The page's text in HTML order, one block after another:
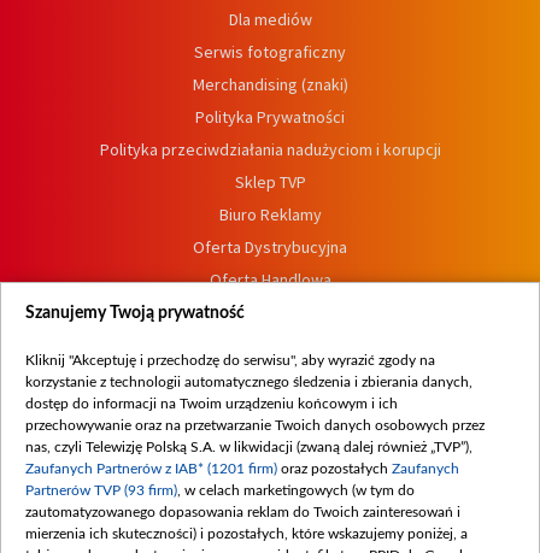
Dla mediów
Serwis fotograficzny
Merchandising (znaki)
Polityka Prywatności
Polityka przeciwdziałania nadużyciom i korupcji
Sklep TVP
Biuro Reklamy
Oferta Dystrybucyjna
Oferta Handlowa
Dostępność
Procedura zgłoszeń wewnętrznych
Szanujemy Twoją prywatność
Kliknij "Akceptuję i przechodzę do serwisu", aby wyrazić zgody na
korzystanie z technologii automatycznego śledzenia i zbierania danych,
dostęp do informacji na Twoim urządzeniu końcowym i ich
przechowywanie oraz na przetwarzanie Twoich danych osobowych przez
nas, czyli Telewizję Polską S.A. w likwidacji (zwaną dalej również „TVP”),
Zaufanych Partnerów z IAB* (1201 firm) oraz pozostałych Zaufanych
Partnerów TVP (93 firm) , w celach marketingowych (w tym do
zautomatyzowanego dopasowania reklam do Twoich zainteresowań i
mierzenia ich skuteczności) i pozostałych, które wskazujemy poniżej, a